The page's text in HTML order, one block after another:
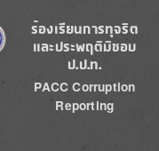
ร้องเรียนการทุจริต
และประพฤติมิชอบ
ป.ป.ท.
PACC Corruption
Reporting